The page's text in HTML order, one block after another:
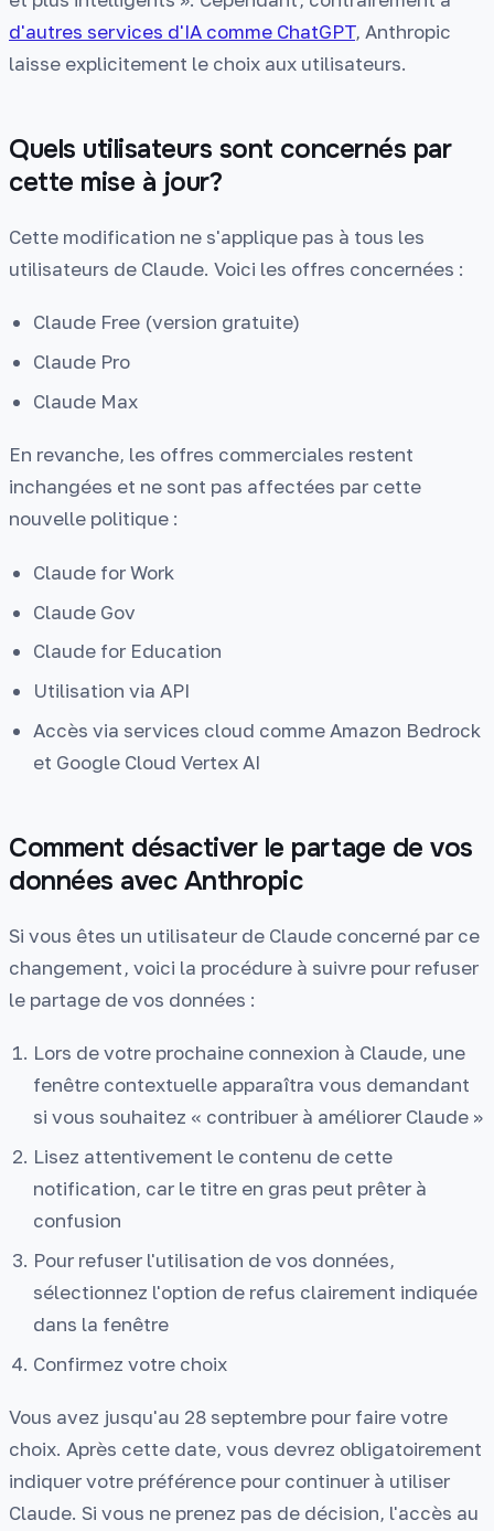
d'autres services d'IA comme ChatGPT, Anthropic
laisse explicitement le choix aux utilisateurs.
Quels utilisateurs sont concernés par
cette mise à jour?
Cette modification ne s'applique pas à tous les
utilisateurs de Claude. Voici les offres concernées :
Claude Free (version gratuite)
Claude Pro
Claude Max
En revanche, les offres commerciales restent
inchangées et ne sont pas affectées par cette
nouvelle politique :
Claude for Work
Claude Gov
Claude for Education
Utilisation via API
Accès via services cloud comme Amazon Bedrock
et Google Cloud Vertex AI
Comment désactiver le partage de vos
données avec Anthropic
Si vous êtes un utilisateur de Claude concerné par ce
changement, voici la procédure à suivre pour refuser
le partage de vos données :
Lors de votre prochaine connexion à Claude, une
fenêtre contextuelle apparaîtra vous demandant
si vous souhaitez « contribuer à améliorer Claude »
Lisez attentivement le contenu de cette
notification, car le titre en gras peut prêter à
confusion
Pour refuser l'utilisation de vos données,
sélectionnez l'option de refus clairement indiquée
dans la fenêtre
Confirmez votre choix
Vous avez jusqu'au 28 septembre pour faire votre
choix. Après cette date, vous devrez obligatoirement
indiquer votre préférence pour continuer à utiliser
Claude. Si vous ne prenez pas de décision, l'accès au